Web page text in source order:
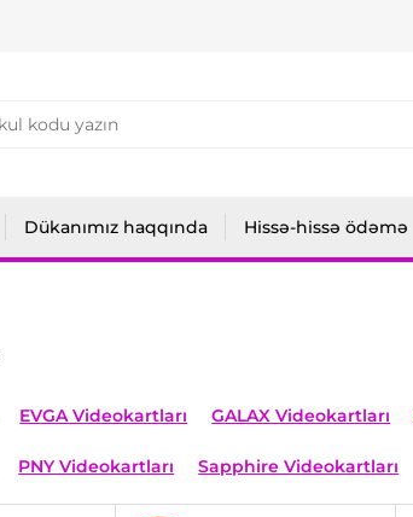
Dükanımız haqqında Hissə-hissə ödəmə
EVGA Videokartları GALAX Videokartları
PNY Videokartları Sapphire Videokartları